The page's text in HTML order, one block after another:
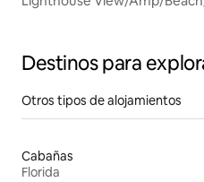
Destinos para
Otros tipos de alojamientos
Cabañas
Florida